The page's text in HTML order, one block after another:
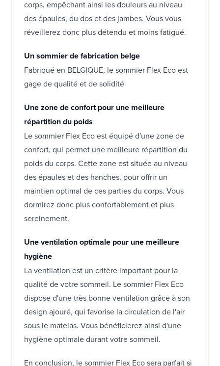
corps, empêchant ainsi les douleurs au niveau
des épaules, du dos et des jambes. Vous vous
réveillerez donc plus détendu et moins fatigué.
Un sommier de fabrication belge
Fabriqué en BELGIQUE, le sommier Flex Eco est
gage de qualité et de solidité
Une zone de confort pour une meilleure
répartition du poids
Le sommier Flex Eco est équipé d'une zone de
confort, qui permet une meilleure répartition du
poids du corps. Cette zone est située au niveau
des épaules et des hanches, pour offrir un
maintien optimal de ces parties du corps. Vous
dormirez donc plus confortablement et plus
sereinement.
Une ventilation optimale pour une meilleure
hygiène
La ventilation est un critère important pour la
qualité de votre sommeil. Le sommier Flex Eco
dispose d'une très bonne ventilation grâce à son
design ajouré, qui favorise la circulation de l'air
sous le matelas. Vous bénéficierez ainsi d'une
hygiène optimale durant votre sommeil.
En conclusion, le sommier Flex Eco sera parfait si